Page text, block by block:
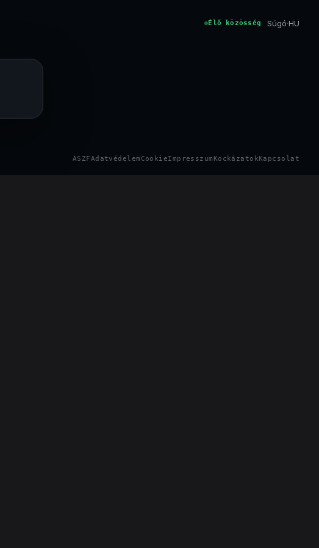
Élő közösség Súgó·HU
ÁSZFAdatvédelem CookieImpresszumKockázatokKapcsolat